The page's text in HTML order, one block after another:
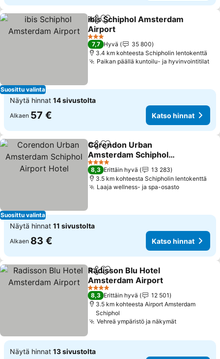
Suosittu valinta
Jaa Lisää suosikkeihin
ibis Schiphol Amsterdam
Airport
Katso hinnat
3 Tähtiluokitus
7,7 Hyvä
35 800
3.4 km kohteesta Schipholin lentokenttä
Paikan päällä kuntoilu- ja hyvinvointitilat
Näytä hinnat 14 sivustolta
Alkaen 57 € Katso hinnat
Suosittu valinta
Jaa Lisää suosikkeihin
Corendon Urban
Amsterdam Schiphol
Airport Hotel
Katso hinnat
4 Tähtiluokitus
8,3 Erittäin hyvä
13 283
3.5 km kohteesta Schipholin lentokenttä
Laaja wellness- ja spa-osastoKatso
Näytä hinnat 11 sivustolta
Alkaen 83 € Katso hinnat
Jaa Lisää suosikkeihin
Radisson Blu Hotel
Amsterdam Airport
Katso hinnat
4 Tähtiluokitus
8,3 Erittäin hyvä
12 501
3.5 km kohteesta Airport Amsterdam
Schiphol
Vehreä ympäristö ja näkymätKatso
Näytä hinnat 13 sivustolta